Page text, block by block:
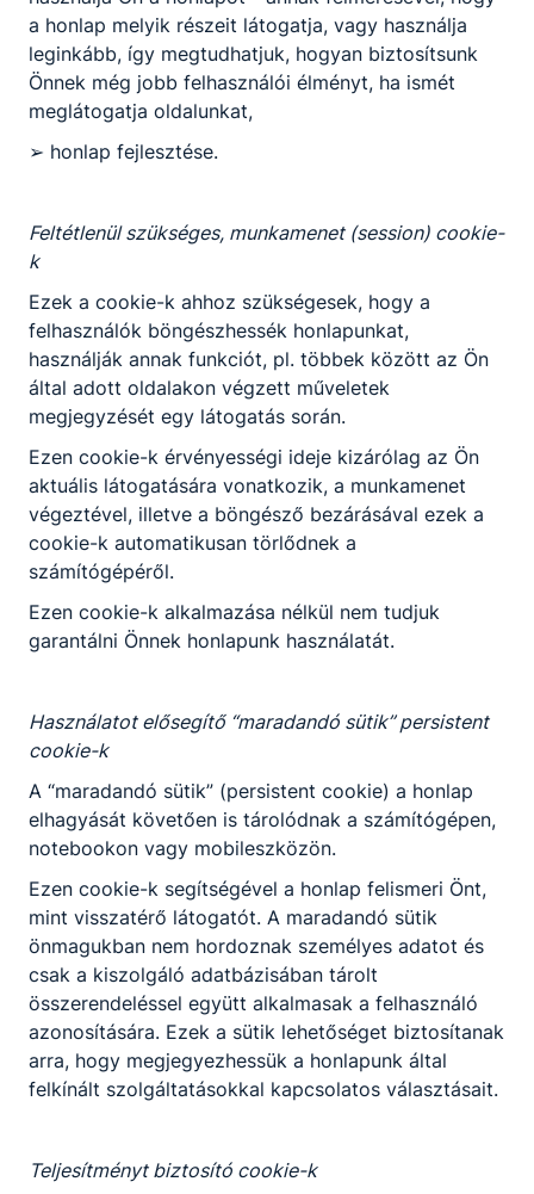
Szakma kóstoló tábor negyedik nap
délután
2026. jún. 25. -
Szakma kóstoló tábor negyedik nap
délelőtt
-
2026. jún. 24. -
Partnereink
a honlap melyik részeit látogatja, vagy használja
leginkább, így megtudhatjuk, hogyan biztosítsunk
Önnek még jobb felhasználói élményt, ha ismét
meglátogatja oldalunkat,
➢ honlap fejlesztése.
Feltétlenül szükséges, munkamenet (session) cookie-
k
Ezek a cookie-k ahhoz szükségesek, hogy a
felhasználók böngészhessék honlapunkat,
használják annak funkciót, pl. többek között az Ön
által adott oldalakon végzett műveletek
megjegyzését egy látogatás során.
Ezen cookie-k érvényességi ideje kizárólag az Ön
aktuális látogatására vonatkozik, a munkamenet
végeztével, illetve a böngésző bezárásával ezek a
cookie-k automatikusan törlődnek a
számítógépéről.
Ezen cookie-k alkalmazása nélkül nem tudjuk
garantálni Önnek honlapunk használatát.
Használatot elősegítő “maradandó sütik” persistent
cookie-k
A “maradandó sütik” (persistent cookie) a honlap
elhagyását követően is tárolódnak a számítógépen,
notebookon vagy mobileszközön.
Ezen cookie-k segítségével a honlap felismeri Önt,
mint visszatérő látogatót. A maradandó sütik
önmagukban nem hordoznak személyes adatot és
csak a kiszolgáló adatbázisában tárolt
összerendeléssel együtt alkalmasak a felhasználó
azonosítására. Ezek a sütik lehetőséget biztosítanak
arra, hogy megjegyezhessük a honlapunk által
felkínált szolgáltatásokkal kapcsolatos választásait.
Teljesítményt biztosító cookie-k